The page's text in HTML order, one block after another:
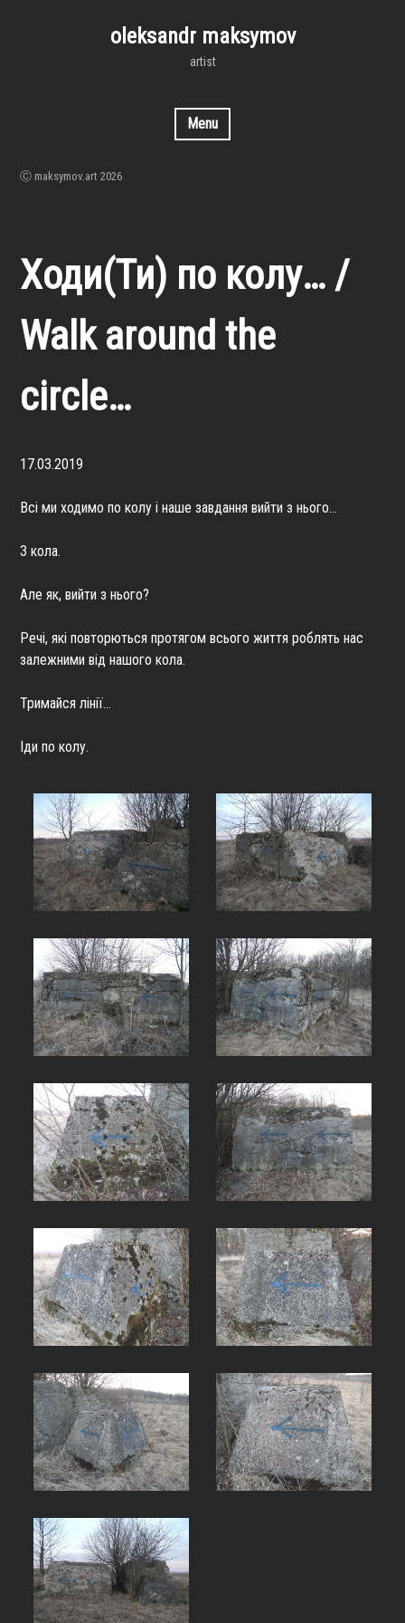
oleksandr maksymov
artist
Menu
Ⓒ maksymov.art 2026
Ходи(Ти) по колу… /
Walk around the
circle…
17.03.2019
Всі ми ходимо по колу і наше завдання вийти з нього…
З кола.
Але як, вийти з нього?
Речі, які повторються протягом всього життя роблять нас
залежними від нашого кола.
Тримайся лінії…
Іди по колу.